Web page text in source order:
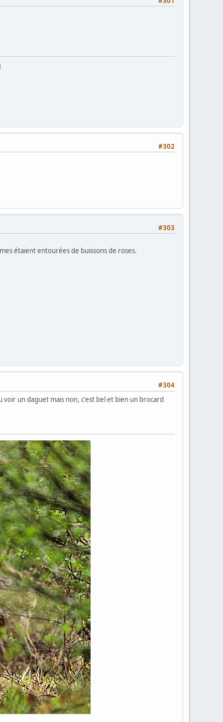
#302
#303
étaient entourées de buissons de roses.
#304
un daguet mais non, c'est bel et bien un brocard